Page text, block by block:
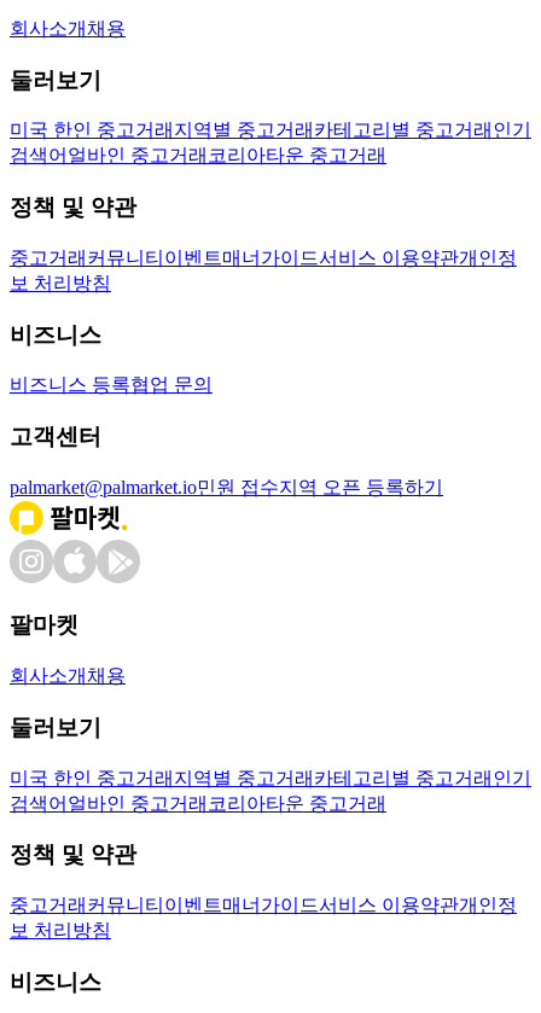
회사소개 채용
둘러보기
미국 한인 중고거래 지역별 중고거래 카테고리별 중고거래 인기
검색어 얼바인 중고거래 코리아타운 중고거래
정책 및 약관
중고거래 커뮤니티 이벤트매너가이드서비스 이용약관개인정
보 처리방침
비즈니스
비즈니스 등록협업 문의
고객센터
palmarket@palmarket.io민원 접수지역 오픈 등록하기
팔마켓
회사소개 채용
둘러보기
미국 한인 중고거래 지역별 중고거래 카테고리별 중고거래 인기
검색어 얼바인 중고거래 코리아타운 중고거래
정책 및 약관
중고거래 커뮤니티 이벤트매너가이드서비스 이용약관개인정
보 처리방침
비즈니스